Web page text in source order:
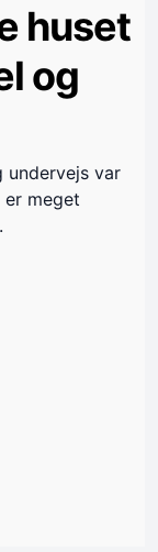
huset
og
undervejs var
meget